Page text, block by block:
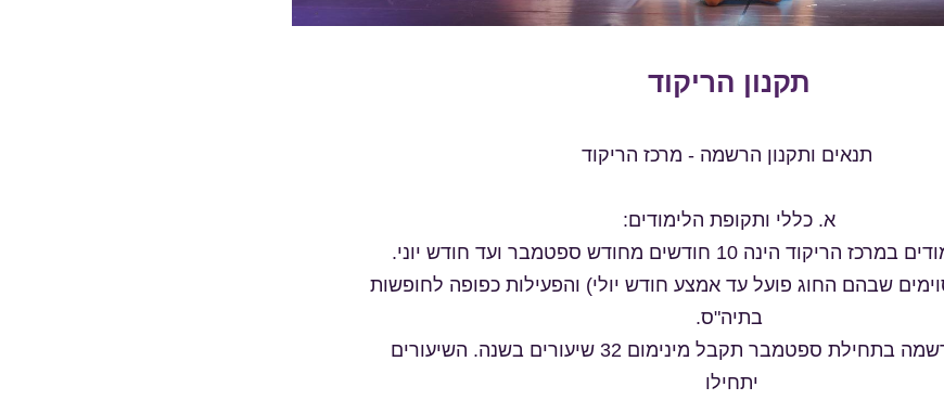
תקנון הריקוד
תנאים ותקנון הרשמה - מרכז הריקוד
א. כללי ותקופת הלימודים:
1. תקופת הלימודים במרכז הריקוד הינה 10 חודשים מחודש ספטמבר ועד חודש יוני.
שבהם החוג פועל עד אמצע חודש יולי) והפעילות כפופה לחופשות
בתיה"ס.
2. תלמידה שנרשמה בתחילת ספטמבר תקבל מינימום 32 שיעורים בשנה. השיעורים
יתחילו